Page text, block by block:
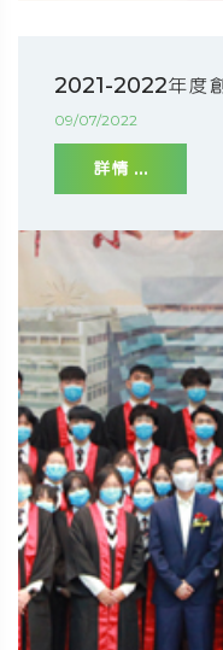
2021-2022年度
09/07/2022
詳情 ...